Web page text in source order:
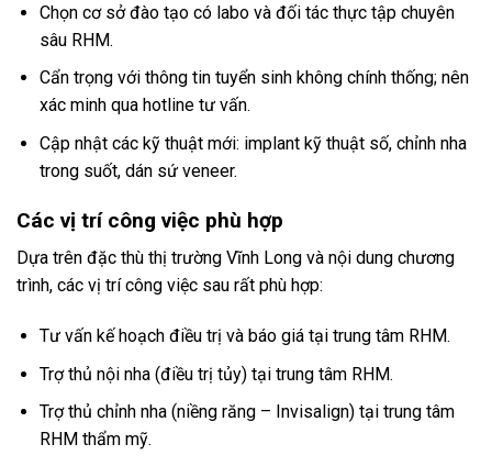
Chọn cơ sở đào tạo có labo và đối tác thực tập chuyên
sâu RHM.
Cẩn trọng với thông tin tuyển sinh không chính thống; nên
xác minh qua hotline tư vấn.
Cập nhật các kỹ thuật mới: implant kỹ thuật số, chỉnh nha
trong suốt, dán sứ veneer.
Các vị trí công việc phù hợp
Dựa trên đặc thù thị trường Vĩnh Long và nội dung chương
trình, các vị trí công việc sau rất phù hợp:
Tư vấn kế hoạch điều trị và báo giá tại trung tâm RHM.
Trợ thủ nội nha (điều trị tủy) tại trung tâm RHM.
Trợ thủ chỉnh nha (niềng răng – Invisalign) tại trung tâm
RHM thẩm mỹ.